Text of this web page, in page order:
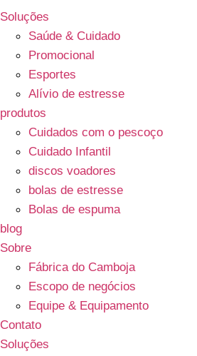
Soluções
Saúde & Cuidado
Promocional
Esportes
Alívio de estresse
produtos
Cuidados com o pescoço
Cuidado Infantil
discos voadores
bolas de estresse
Bolas de espuma
blog
Sobre
Fábrica do Camboja
Escopo de negócios
Equipe & Equipamento
Contato
Soluções